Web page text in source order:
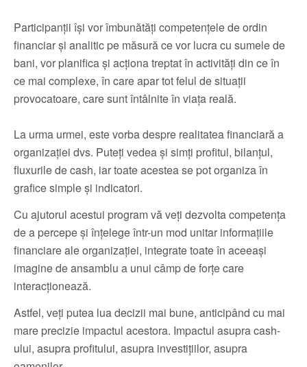
Participanții își vor îmbunătăți competențele de ordin
financiar și analitic pe măsură ce vor lucra cu sumele de
bani, vor planifica și acționa treptat în activități din ce în
ce mai complexe, în care apar tot felul de situații
provocatoare, care sunt întâlnite în viața reală.
La urma urmei, este vorba despre realitatea financiară a
organizației dvs. Puteți vedea și simți profitul, bilanțul,
fluxurile de cash, iar toate acestea se pot organiza în
grafice simple și indicatori.
Cu ajutorul acestui program vă veți dezvolta competența
de a percepe și înțelege într-un mod unitar informațiile
financiare ale organizației, integrate toate în aceeași
imagine de ansamblu a unui câmp de forțe care
interacționează.
Astfel, veți putea lua decizii mai bune, anticipând cu mai
mare precizie impactul acestora. Impactul asupra cash-
ului, asupra profitului, asupra investițiilor, asupra